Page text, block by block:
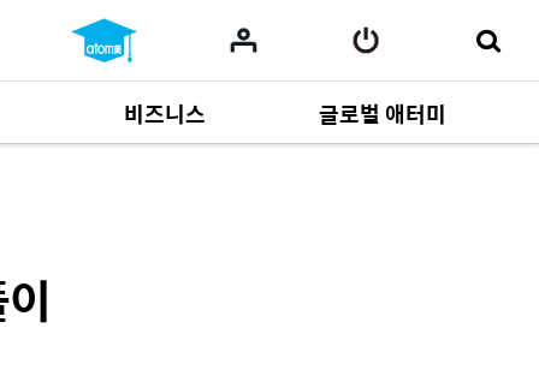
비즈니스
사업 자료164
글로벌 애터미
이전 콘텐츠